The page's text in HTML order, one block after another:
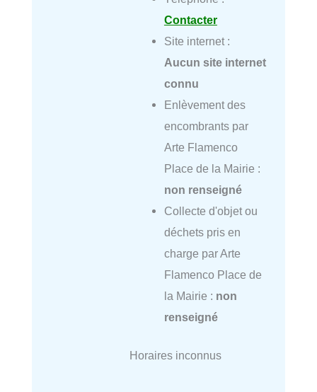
Contacter
Site internet :
Aucun site internet
connu
Enlèvement des
encombrants par
Arte Flamenco
Place de la Mairie :
non renseigné
Collecte d'objet ou
déchets pris en
charge par Arte
Flamenco Place de
la Mairie : non
renseigné
Horaires inconnus